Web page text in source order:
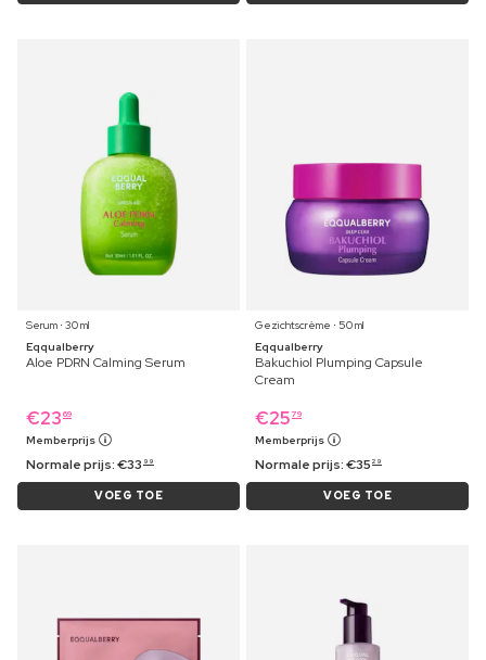
Serum ⋅ 30 ml
Eqqualberry
Aloe PDRN Calming Serum
€23 69
Memberprijs
Normale prijs:€33 99
VOEG TOE
Gezichtscrème ⋅ 50 ml
Eqqualberry
Bakuchiol Plumping Capsule
Cream
€25 79
Memberprijs
Normale prijs:€35 29
VOEG TOE